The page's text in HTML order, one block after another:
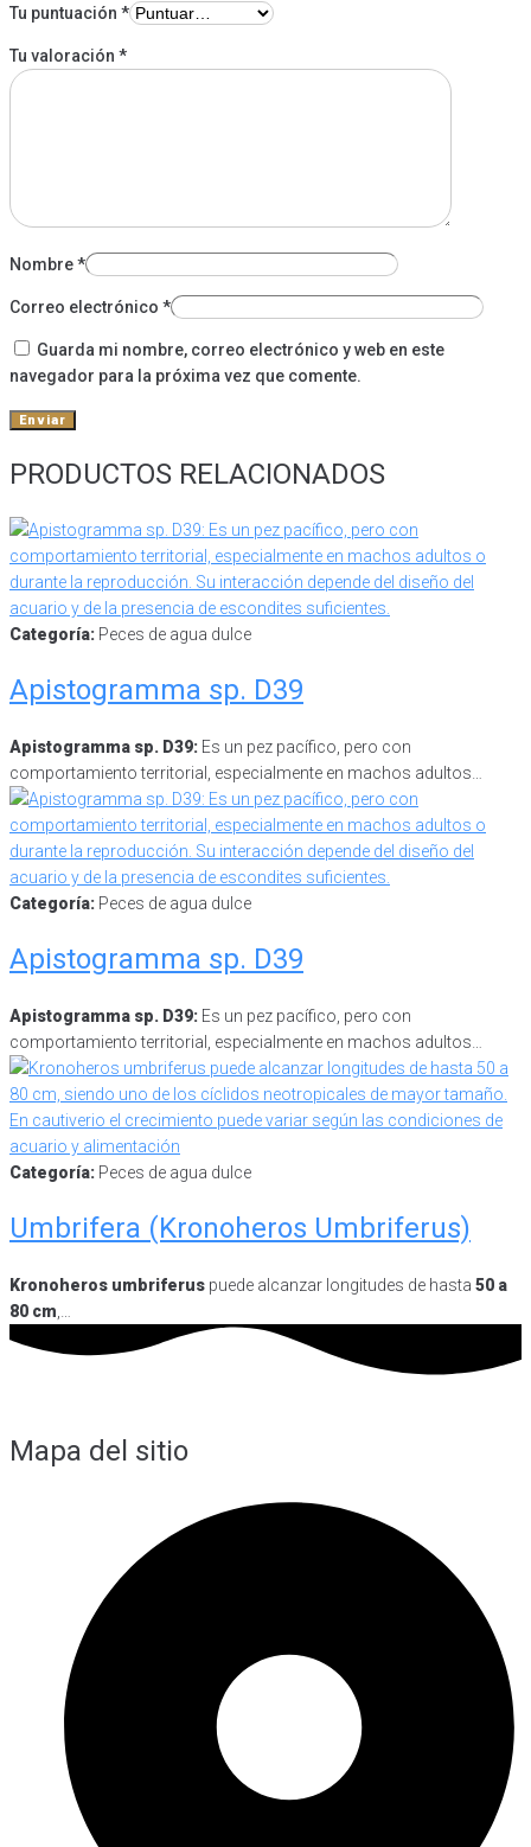
Tu puntuación *
Tu valoración *
Nombre*
Correo electrónico *
Guarda mi nombre, correo electrónico y web en este
navegador para la próxima vez que comente.
PRODUCTOS RELACIONADOS
Categoría: Peces de agua dulce
Apistogramma sp. D39
Apistogramma sp. D39: Es un pez pacífico, pero con
comportamiento territorial, especialmente en machos adultos…
Categoría: Peces de agua dulce
Apistogramma sp. D39
Apistogramma sp. D39: Es un pez pacífico, pero con
comportamiento territorial, especialmente en machos adultos…
Categoría: Peces de agua dulce
Umbrifera (Kronoheros Umbriferus)
Kronoheros umbriferus puede alcanzar longitudes de hasta 50 a
80 cm
Mapa del sitio